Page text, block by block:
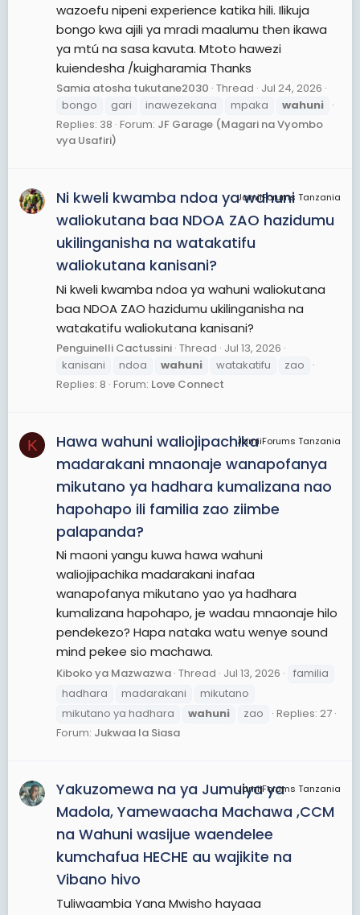
wazoefu nipeni experience katika hili. Ilikuja
bongo kwa ajili ya mradi maalumu then ikawa
ya mtú na sasa kavuta. Mtoto hawezi
kuiendesha /kuigharamia Thanks
Samia atosha tukutane2030 Thread Jul 24, 2026
bongo
gari inawezekana mpaka
wahuni
Replies: 38 Forum: JF Garage (Magari na Vyombo
vya Usafiri)
JamiiForums Tanzania
Ni kweli kwamba ndoa ya wahuni
waliokutana baa NDOA ZAO hazidumu
ukilinganisha na watakatifu
waliokutana kanisani?
Ni kweli kwamba ndoa ya wahuni waliokutana
baa NDOA ZAO hazidumu ukilinganisha na
watakatifu waliokutana kanisani?
Penguinelli Cactussini Thread Jul 13, 2026
kanisani
ndoa wahuni watakatifu
zao
Replies: 8 Forum: Love Connect
K JamiiForums Tanzania
Hawa wahuni waliojipachika
madarakani mnaonaje wanapofanya
mikutano ya hadhara kumalizana nao
hapohapo ili familia zao ziimbe
palapanda?
Ni maoni yangu kuwa hawa wahuni
waliojipachika madarakani inafaa
wanapofanya mikutano yao ya hadhara
kumalizana hapohapo, je wadau mnaonaje hilo
pendekezo? Hapa nataka watu wenye sound
mind pekee sio machawa.
Kiboko ya Mazwazwa Thread Jul 13, 2026
familia
hadhara
madarakani
mikutano
mikutano ya hadhara
wahuni zao
Replies: 27
Forum: Jukwaa la Siasa
JamiiForums Tanzania
Yakuzomewa na ya Jumuiya ya
Madola, Yamewaacha Machawa ,CCM
na Wahuni wasijue waendelee
kumchafua HECHE au wajikite na
Vibano hivo
Tuliwaambia Yana Mwisho hayaaa